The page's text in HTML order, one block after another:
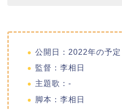
公開日：2022年の予定
監督：李相日
主題歌：-
脚本：李相日